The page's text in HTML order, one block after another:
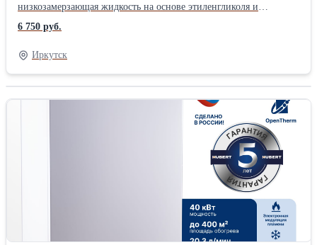
низкозамерзающая жидкость на основе этиленгликоля и
органических карбоксилатныхприсадок, предназначенная для
разбавления водой и получения нужных температурных
характеристик. Благодаря усиленному пакету органических
присадок защищает металлические элементы системы от
коррозии до 10 лет. - Безопасен для систем даже в случае
содержащих Zn. Не рекомендуется использовать
силикатов, нитратов, нитритов, фосфатов и боратов. - Наличие
флуоресцентного компонента позволяет оперативно
www.кеплер.рфПроизводитель: Собственное производство
6 750 руб.
Иркутск